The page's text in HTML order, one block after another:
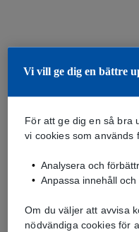
Vi vill ge dig en bättre
För att ge dig en så bra
vi cookies som används
Analysera och
Anpassa innehåll
Om du väljer att avvisa
nödvändiga cookies för